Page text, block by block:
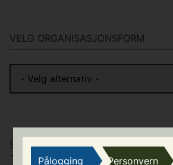
Pålogging Personvern
VELG ORGANISASJONSFORM
STYRESAMMENSETNING OG